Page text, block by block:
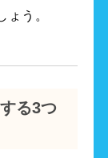
ょう。
る3つ